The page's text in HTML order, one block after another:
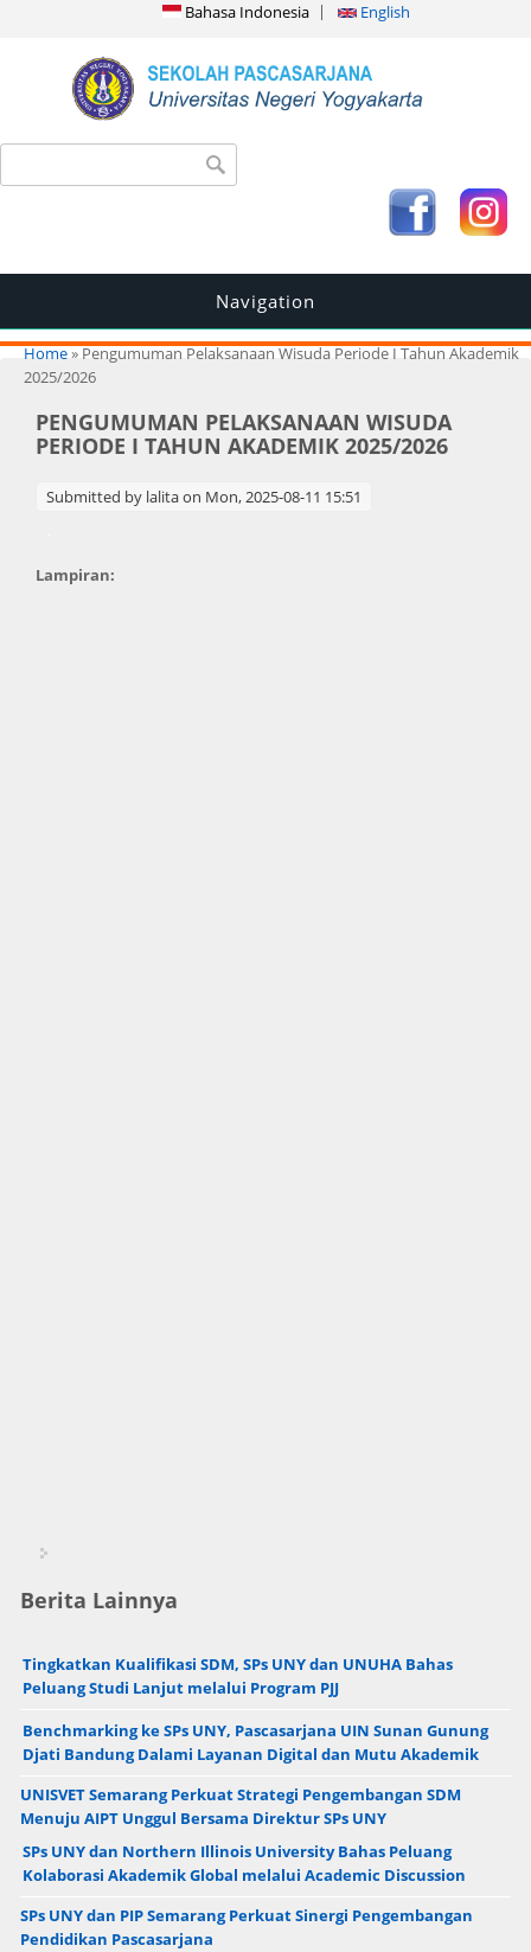
Bahasa Indonesia English
Search form
Navigation
You are here
Home» Pengumuman Pelaksanaan Wisuda Periode I Tahun Akademik
2025/2026
PENGUMUMAN PELAKSANAAN WISUDA
PERIODE I TAHUN AKADEMIK 2025/2026
Submitted by lalitaon Mon, 2025-08-11 15:51
Lampiran:
Berita Lainnya
Tingkatkan Kualifikasi SDM, SPs UNY dan UNUHA Bahas
Peluang Studi Lanjut melalui Program PJJ
Benchmarking ke SPs UNY, Pascasarjana UIN Sunan Gunung
Djati Bandung Dalami Layanan Digital dan Mutu Akademik
UNISVET Semarang Perkuat Strategi Pengembangan SDM
Menuju AIPT Unggul Bersama Direktur SPs UNY
SPs UNY dan Northern Illinois University Bahas Peluang
Kolaborasi Akademik Global melalui Academic Discussion
SPs UNY dan PIP Semarang Perkuat Sinergi Pengembangan
Pendidikan Pascasarjana